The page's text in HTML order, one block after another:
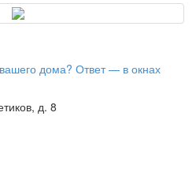
дома? Ответ — в окнах
д. 8